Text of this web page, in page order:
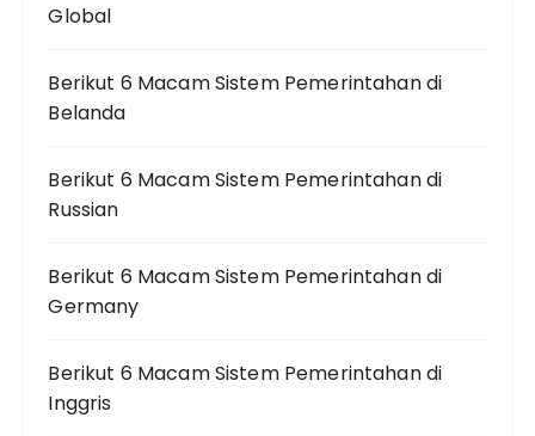
Global
Berikut 6 Macam Sistem Pemerintahan di
Belanda
Berikut 6 Macam Sistem Pemerintahan di
Russian
Berikut 6 Macam Sistem Pemerintahan di
Germany
Berikut 6 Macam Sistem Pemerintahan di
Inggris